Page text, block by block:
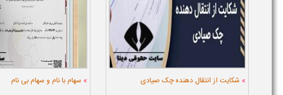
» شکایت از انتقال دهنده چک صیادی » سهام با نام و سهام بی نام